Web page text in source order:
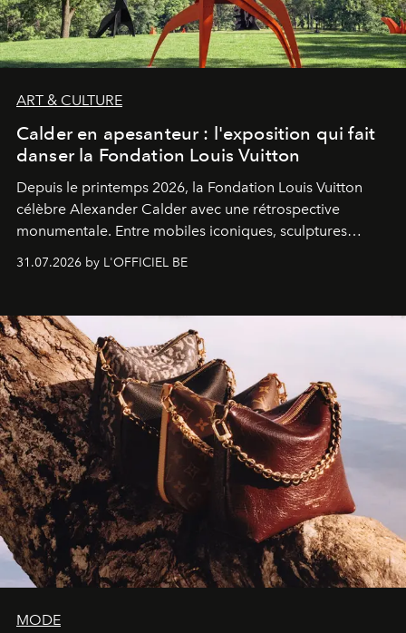
ART & CULTURE
Calder en apesanteur : l'exposition qui fait
danser la Fondation Louis Vuitton
Depuis le printemps 2026, la Fondation Louis Vuitton
célèbre Alexander Calder avec une rétrospective
monumentale. Entre mobiles iconiques, sculptures
monumentales et poésie du mouvement, l'artiste
américain investit les espaces imaginés par Frank Gehry
sculpture.
31.07.2026 by L'OFFICIEL BE
MODE